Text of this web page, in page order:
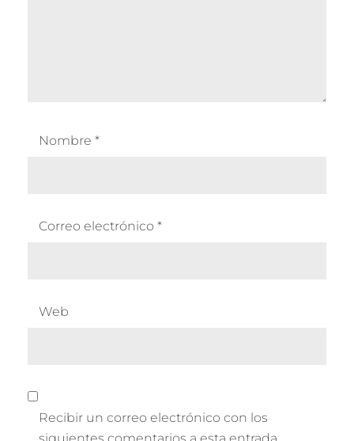
Nombre *
Correo electrónico *
Web
Recibir un correo electrónico con los